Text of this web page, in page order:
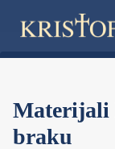
Materijali
braku